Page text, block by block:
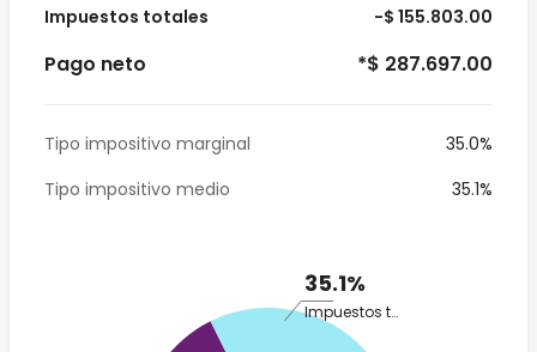
Impuestos totales -$ 155.803.00
Pago neto *$ 287.697.00
Tipo impositivo marginal
35.0%
Tipo impositivo medio
35.1%
35.1%
Impuestos totales